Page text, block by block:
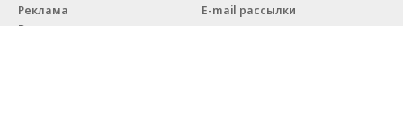
Реклама
Вакансии
E-mail рассылки